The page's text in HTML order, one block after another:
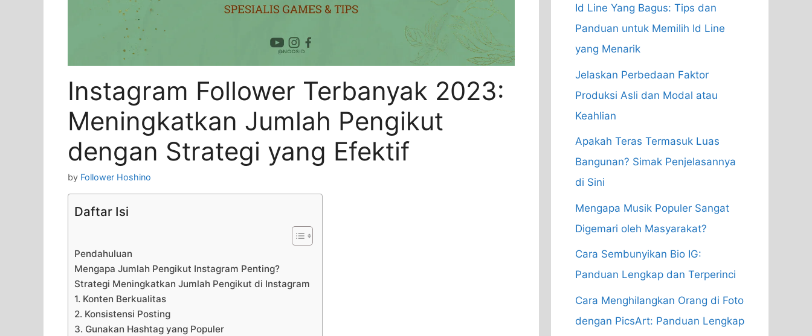
Instagram Follower Terbanyak 2023:
Meningkatkan Jumlah Pengikut
dengan Strategi yang Efektif
by Follower Hoshino
Daftar Isi
Pendahuluan
Mengapa Jumlah Pengikut Instagram Penting?
Strategi Meningkatkan Jumlah Pengikut di Instagram
1. Konten Berkualitas
2. Konsistensi Posting
3. Gunakan Hashtag yang Populer
Id Line Yang Bagus: Tips dan
Panduan untuk Memilih Id Line
yang Menarik
Jelaskan Perbedaan Faktor
Produksi Asli dan Modal atau
Keahlian
Apakah Teras Termasuk Luas
Bangunan? Simak Penjelasannya
di Sini
Mengapa Musik Populer Sangat
Digemari oleh Masyarakat?
Cara Sembunyikan Bio IG:
Panduan Lengkap dan Terperinci
Cara Menghilangkan Orang di Foto
dengan PicsArt: Panduan Lengkap